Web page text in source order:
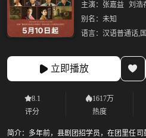
主演： 张嘉益 刘浩
别名： 未知
语言： 汉语普通话,
立即播放
8.1
评分
1617万
热度
简介： 多年前，县剧团招学员，在团里任